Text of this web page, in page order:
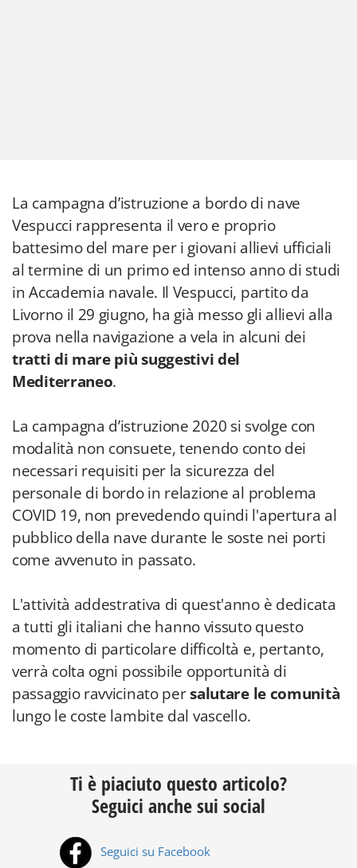
La campagna d’istruzione a bordo di nave
Vespucci rappresenta il vero e proprio
battesimo del mare per i giovani allievi ufficiali
al termine di un primo ed intenso anno di studi
in Accademia navale. Il Vespucci, partito da
Livorno il 29 giugno, ha già messo gli allievi alla
prova nella navigazione a vela in alcuni dei
tratti di mare più suggestivi del
Mediterraneo.
La campagna d’istruzione 2020 si svolge con
modalità non consuete, tenendo conto dei
necessari requisiti per la sicurezza del
personale di bordo in relazione al problema
COVID 19, non prevedendo quindi l'apertura al
pubblico della nave durante le soste nei porti
come avvenuto in passato.
L'attività addestrativa di quest'anno è dedicata
a tutti gli italiani che hanno vissuto questo
momento di particolare difficoltà e, pertanto,
verrà colta ogni possibile opportunità di
passaggio ravvicinato persalutare le comunità
lungo le coste lambite dal vascello.
Ti è piaciuto questo articolo?
Seguici anche sui social
Seguici su Facebook